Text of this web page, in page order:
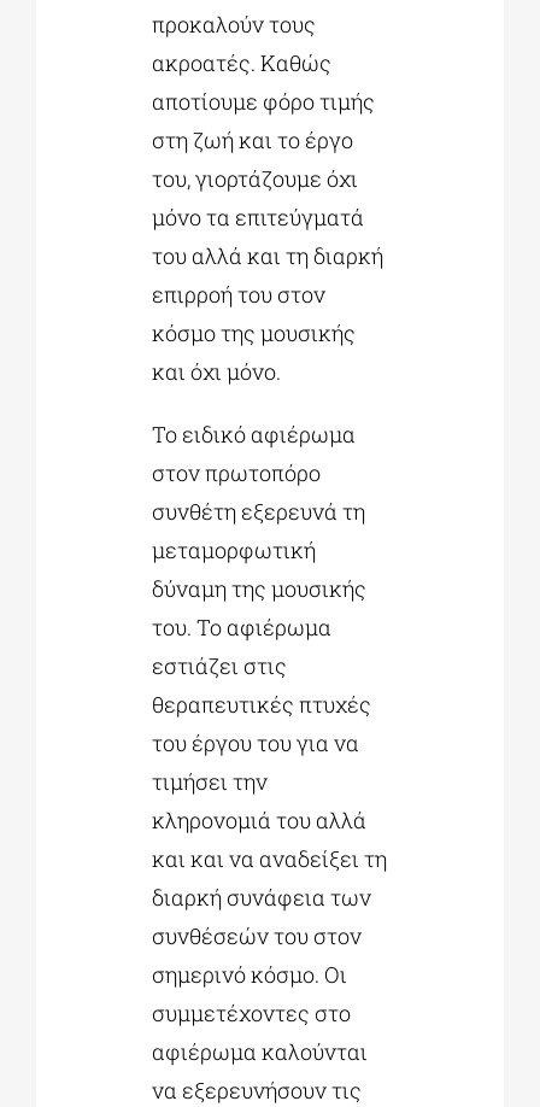
προκαλούν τους
ακροατές. Καθώς
αποτίουμε φόρο τιμής
στη ζωή και το έργο
του, γιορτάζουμε όχι
μόνο τα επιτεύγματά
του αλλά και τη διαρκή
επιρροή του στον
κόσμο της μουσικής
και όχι μόνο.
Το ειδικό αφιέρωμα
στον πρωτοπόρο
συνθέτη εξερευνά τη
μεταμορφωτική
δύναμη της μουσικής
του. Το αφιέρωμα
εστιάζει στις
θεραπευτικές πτυχές
του έργου του για να
τιμήσει την
κληρονομιά του αλλά
και και να αναδείξει τη
διαρκή συνάφεια των
συνθέσεών του στον
σημερινό κόσμο. Οι
συμμετέχοντες στο
αφιέρωμα καλούνται
να εξερευνήσουν τις